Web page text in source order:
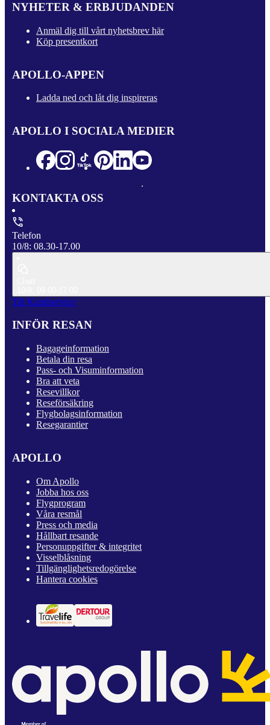
NYHETER & ERBJUDANDEN
Anmäl dig till vårt nyhetsbrev här
Köp presentkort
APOLLO-APPEN
Ladda ned och låt dig inspireras
APOLLO I SOCIALA MEDIER
KONTAKTA OSS
Telefon
10/8: 08.30-17.00
Till Kundservice
INFÖR RESAN
Bagageinformation
Betala din resa
Pass- och Visuminformation
Bra att veta
Resevillkor
Reseförsäkring
Flygbolagsinformation
Resegarantier
APOLLO
Om Apollo
Jobba hos oss
Flygprogram
Våra resmål
Press och media
Hållbart resande
Personuppgifter & integritet
Visselblåsning
Tillgänglighetsredogörelse
Hantera cookies